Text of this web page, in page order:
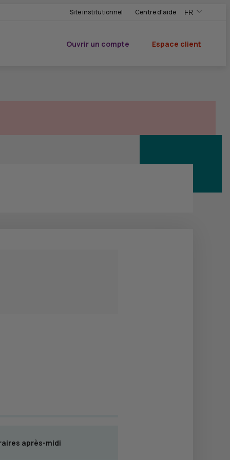
Site institutionnel Centre d'aide FR
,Version
,Changer de
Ouvrir un compte
Espace client
après-midi